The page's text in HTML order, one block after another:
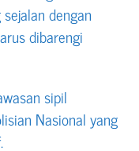
dengan
dibarengi
sipil
Nasional yang